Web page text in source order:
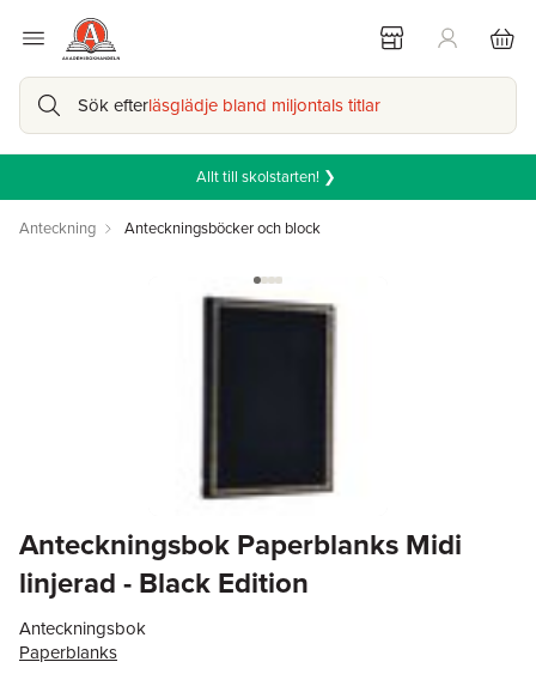
Sök efterläsglädje bland miljontals titlar
Allt till skolstarten! ❯
Anteckning Anteckningsböcker och block
Anteckningsbok Paperblanks Midi
linjerad - Black Edition
Anteckningsbok
Paperblanks